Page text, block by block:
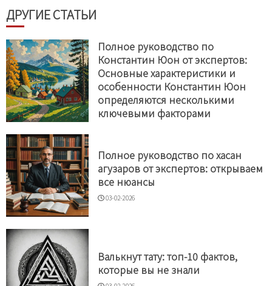
ДРУГИЕ СТАТЬИ
Полное руководство по
Константин Юон от экспертов:
Основные характеристики и
особенности Константин Юон
определяются несколькими
ключевыми факторами
Полное руководство по хасан
агузаров от экспертов: открываем
все нюансы
03-02-2026
Валькнут тату: топ-10 фактов,
которые вы не знали